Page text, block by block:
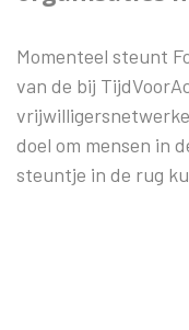
Momenteel steunt
van de bij
doel om mensen in
steuntje in de rug